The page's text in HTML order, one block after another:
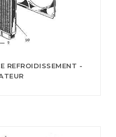
REFROIDISSEMENT -